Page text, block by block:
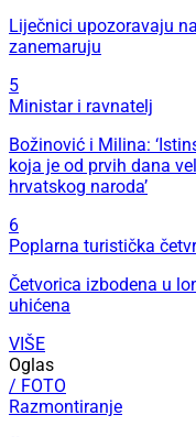
Liječnici upozoravaju
zanemaruju
5
Ministar i ravnatelj
Božinović i Milina:
koja je od prvih dana
hrvatskog naroda’
6
Poplarna turistička
Četvorica izbodena u
uhićena
VIŠE
Oglas
/ FOTO
Razmontiranje